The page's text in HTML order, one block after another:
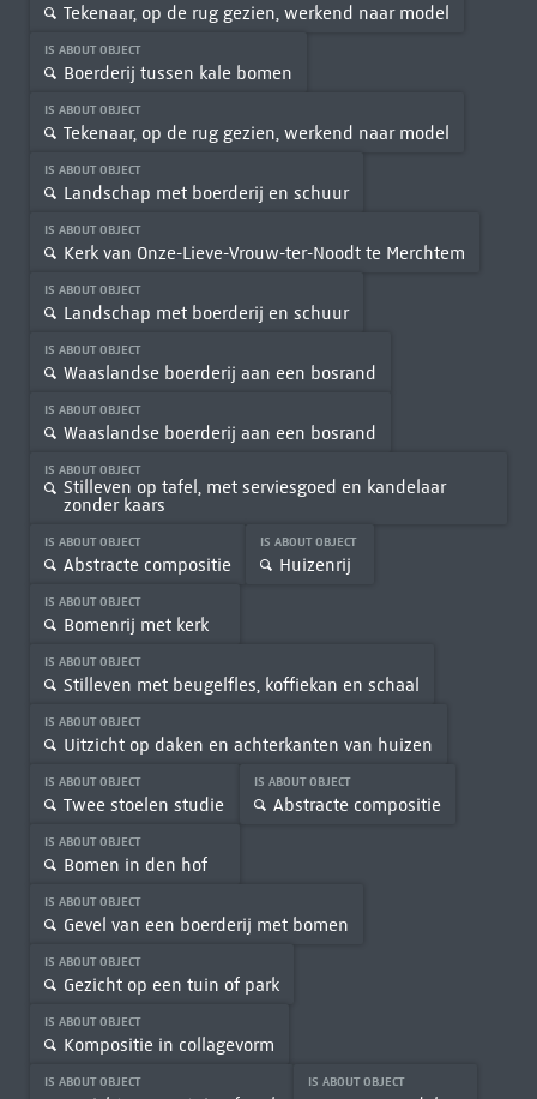
Tekenaar, op de rug gezien, werkend naar model
IS ABOUT OBJECT
Boerderij tussen kale bomen
IS ABOUT OBJECT
Tekenaar, op de rug gezien, werkend naar model
IS ABOUT OBJECT
Landschap met boerderij en schuur
IS ABOUT OBJECT
Kerk van Onze-Lieve-Vrouw-ter-Noodt te Merchtem
IS ABOUT OBJECT
Landschap met boerderij en schuur
IS ABOUT OBJECT
Waaslandse boerderij aan een bosrand
IS ABOUT OBJECT
Waaslandse boerderij aan een bosrand
IS ABOUT OBJECT
Stilleven op tafel, met serviesgoed en kandelaar
zonder kaars
IS ABOUT OBJECT
Abstracte compositie
IS ABOUT OBJECT
Huizenrij
IS ABOUT OBJECT
Bomenrij met kerk
IS ABOUT OBJECT
Stilleven met beugelfles, koffiekan en schaal
IS ABOUT OBJECT
Uitzicht op daken en achterkanten van huizen
IS ABOUT OBJECT
Twee stoelen studie
IS ABOUT OBJECT
Abstracte compositie
IS ABOUT OBJECT
Bomen in den hof
IS ABOUT OBJECT
Gevel van een boerderij met bomen
IS ABOUT OBJECT
Gezicht op een tuin of park
IS ABOUT OBJECT
Kompositie in collagevorm
IS ABOUT OBJECT IS ABOUT OBJECT